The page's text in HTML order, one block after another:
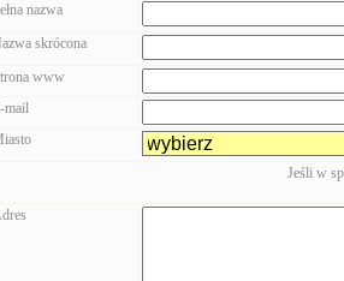
nazwa
skrócona
www
mail
Jeśli w